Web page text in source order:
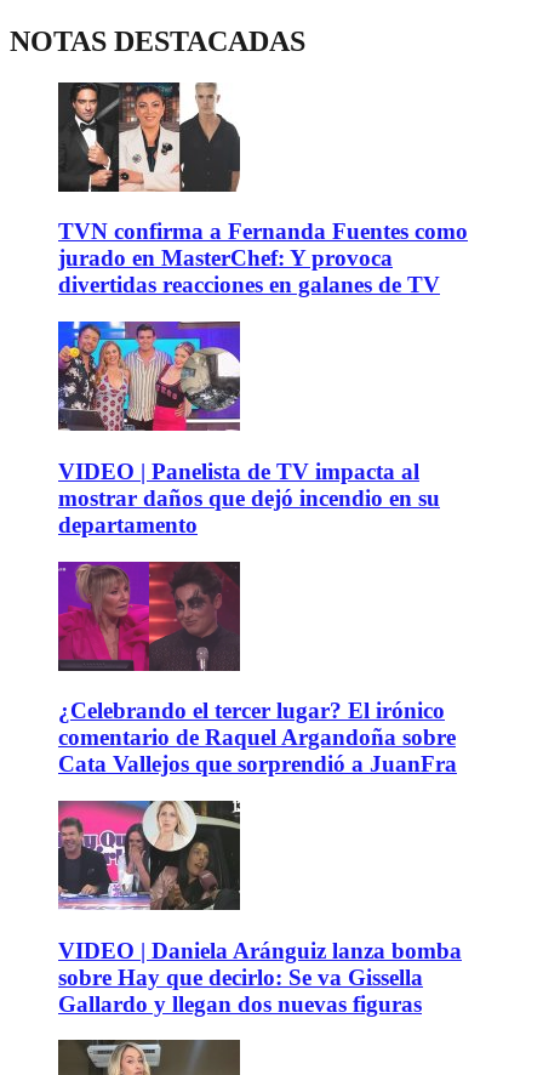
NOTAS DESTACADAS
TVN confirma a Fernanda Fuentes como
jurado en MasterChef: Y provoca
divertidas reacciones en galanes de TV
VIDEO | Panelista de TV impacta al
mostrar daños que dejó incendio en su
departamento
¿Celebrando el tercer lugar? El irónico
comentario de Raquel Argandoña sobre
Cata Vallejos que sorprendió a JuanFra
VIDEO | Daniela Aránguiz lanza bomba
sobre Hay que decirlo: Se va Gissella
Gallardo y llegan dos nuevas figuras